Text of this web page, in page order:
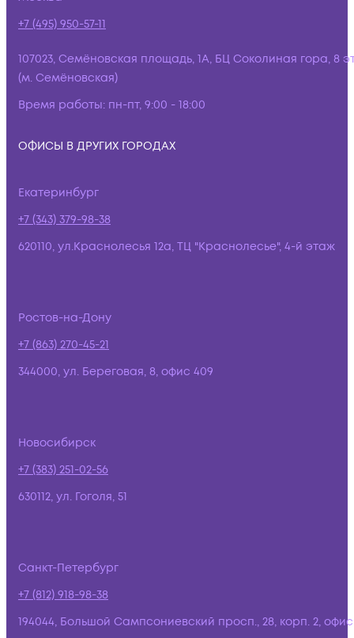
+7 (495) 950-57-11
107023, Семёновская площадь, 1А, БЦ Соколиная гора, 8
(м. Семёновская)
Время работы: пн-пт, 9:00 - 18:00
ОФИСЫ В ДРУГИХ ГОРОДАХ
Екатеринбург
+7 (343) 379-98-38
620110, ул.Краснолесья 12а, ТЦ "Краснолесье", 4-й этаж
Ростов-на-Дону
+7 (863) 270-45-21
344000, ул. Береговая, 8, офис 409
Новосибирск
+7 (383) 251-02-56
630112, ул. Гоголя, 51
Санкт-Петербург
+7 (812) 918-98-38
194044, Большой Сампсониевский просп., 28, корп. 2,